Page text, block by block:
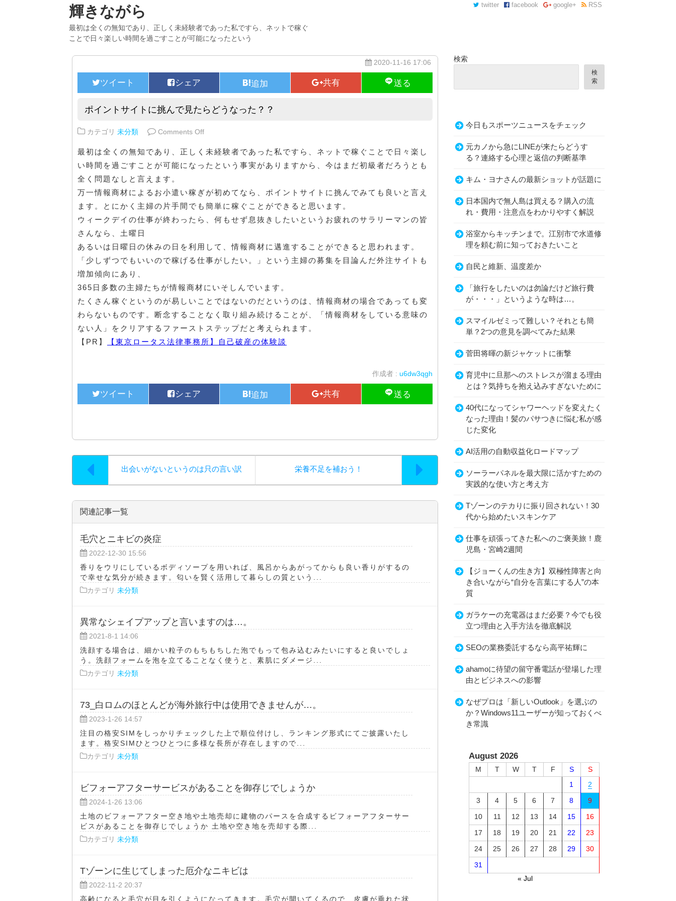
輝きながら
最初は全くの無知であり、正しく未経験者であった私ですら、ネットで稼ぐ
ことで日々楽しい時間を過ごすことが可能になったという
twitter facebook google+ RSS
2020-11-16 17:06
ポイントサイトに挑んで見たらどうなった？？
カテゴリ 未分類 Comments Offon ポイントサイトに挑んで見たらどうなった？？
最初は全くの無知であり、正しく未経験者であった私ですら、ネットで稼ぐことで日々楽し
い時間を過ごすことが可能になったという事実がありますから、今はまだ初級者だろうとも
全く問題なしと言えます。
万一情報商材によるお小遣い稼ぎが初めてなら、ポイントサイトに挑んでみても良いと言え
ます。とにかく主婦の片手間でも簡単に稼ぐことができると思います。
ウィークデイの仕事が終わったら、何もせず息抜きしたいというお疲れのサラリーマンの皆
さんなら、土曜日
あるいは日曜日の休みの日を利用して、情報商材に邁進することができると思われます。
「少しずつでもいいので稼げる仕事がしたい。」という主婦の募集を目論んだ外注サイトも
増加傾向にあり、
365日多数の主婦たちが情報商材にいそしんでいます。
たくさん稼ぐというのが易しいことではないのだというのは、情報商材の場合であっても変
わらないものです。断念することなく取り組み続けることが、「情報商材をしている意味の
ない人」をクリアするファーストステップだと考えられます。
【PR】
【東京ロータス法律事務所】自己破産の体験談
作成者 : u6dw3qgh
出会いがないというのは只の言い訳 栄養不足を補おう！
関連記事一覧
毛穴とニキビの炎症
2022-12-30 15:56
香りをウリにしているボディソープを用いれば、風呂からあがってからも良い香りがするの
で幸せな気分が続きます。匂いを賢く活用して暮らしの質という...
カテゴリ 未分類
異常なシェイプアップと言いますのは…。
2021-8-1 14:06
洗顔する場合は、細かい粒子のもちもちした泡でもって包み込むみたいにすると良いでしょ
う。洗顔フォームを泡を立てることなく使うと、素肌にダメージ...
カテゴリ 未分類
73_白ロムのほとんどが海外旅行中は使用できませんが…。
2023-1-26 14:57
注目の格安SIMをしっかりチェックした上で順位付けし、ランキング形式にてご披露いたし
ます。格安SIMひとつひとつに多様な長所が存在しますので...
カテゴリ 未分類
ビフォーアフターサービスがあることを御存じでしょうか
2024-1-26 13:06
土地のビフォーアフター空き地や土地売却に建物のパースを合成するビフォーアフターサー
ビスがあることを御存じでしょうか 土地や空き地を売却する際...
カテゴリ 未分類
Tゾーンに生じてしまった厄介なニキビは
2022-11-2 20:37
高齢になると毛穴が目を引くようになってきます。毛穴が開いてくるので、皮膚が垂れた状
検索
検
索
今日もスポーツニュースをチェック
元カノから急にLINEが来たらどうす
る？連絡する心理と返信の判断基準
キム・ヨナさんの最新ショットが話題に
日本国内で無人島は買える？購入の流
れ・費用・注意点をわかりやすく解説
浴室からキッチンまで。江別市で水道修
理を頼む前に知っておきたいこと
自民と維新、温度差か
「旅行をしたいのは勿論だけど旅行費
が・・・」というような時は…。
スマイルゼミって難しい？それとも簡
単？2つの意見を調べてみた結果
菅田将暉の新ジャケットに衝撃
育児中に旦那へのストレスが溜まる理由
とは？気持ちを抱え込みすぎないために
40代になってシャワーヘッドを変えたく
なった理由！髪のパサつきに悩む私が感
じた変化
AI活用の自動収益化ロードマップ
ソーラーパネルを最大限に活かすための
実践的な使い方と考え方
Tゾーンのテカりに振り回されない！30
代から始めたいスキンケア
仕事を頑張ってきた私へのご褒美旅！鹿
児島・宮崎2週間
【ジョーくんの生き方】双極性障害と向
き合いながら“自分を言葉にする人”の本
質
ガラケーの充電器はまだ必要？今でも役
立つ理由と入手方法を徹底解説
SEOの業務委託するなら高平祐輝に
ahamoに待望の留守番電話が登場した理
由とビジネスへの影響
なぜプロは「新しいOutlook」を選ぶの
か？Windows11ユーザーが知っておくべ
き常識
August 2026
M T W T F S
S
1
2
3
4 5 6 7 8
9
10
11 12 13 14 15
16
17
18 19 20 21 22
23
24
25 26 27 28 29
30
31
« Jul